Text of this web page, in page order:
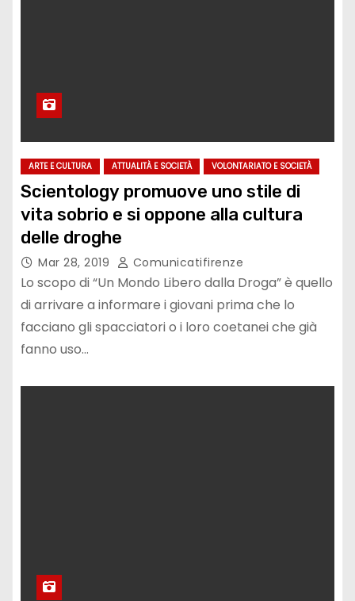
ARTE E CULTURA ATTUALITÀ E SOCIETÀ VOLONTARIATO E SOCIETÀ
Scientology promuove uno stile di
vita sobrio e si oppone alla cultura
delle droghe
Mar 28, 2019 Comunicatifirenze
Lo scopo di “Un Mondo Libero dalla Droga” è quello
di arrivare a informare i giovani prima che lo
facciano gli spacciatori o i loro coetanei che già
fanno uso…